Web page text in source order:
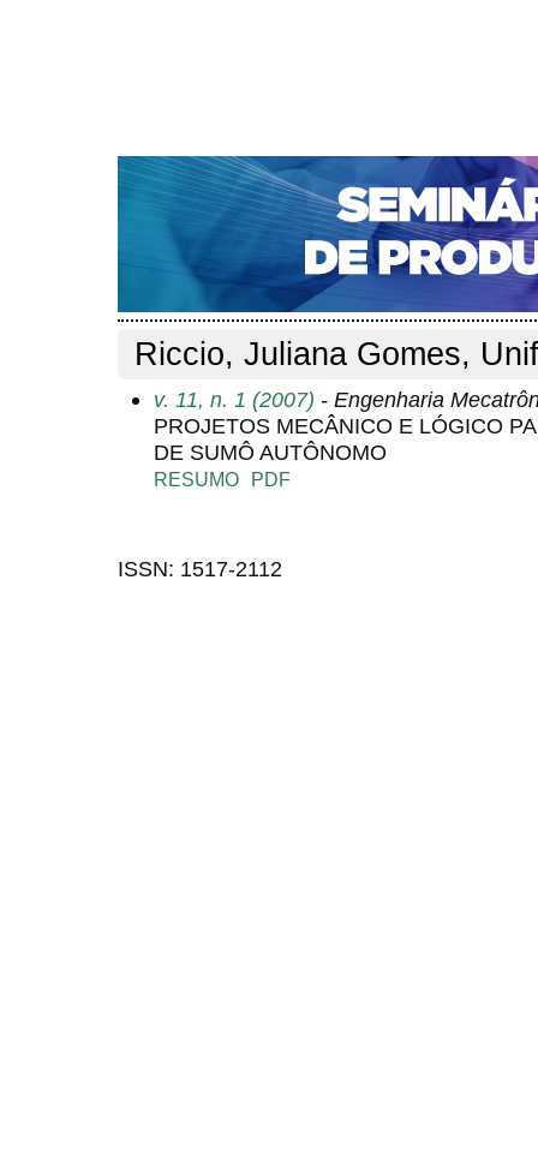
CAPA SOBRE ACESSO
NOTÍCIAS
PORTAL DE REVISTAS DA UNIFACS
Pesquisa > Perfil do autor
Perfil do autor
Riccio, Juliana Gomes,
v. 11, n. 1 (2007) - Engenharia
PROJETOS MECÂNICO E LÓGICO
DE SUMÔ AUTÔNOMO
RESUMO PDF
ISSN: 1517-2112